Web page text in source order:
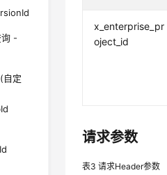
询 -
自定
x_enterprise_pr
oject_id
请求参数
表3请求Header参数